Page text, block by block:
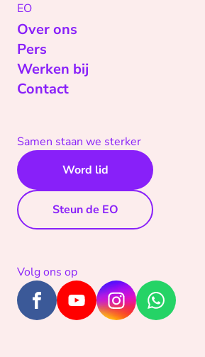
EO
Over ons
Pers
Werken bij
Contact
Samen staan we sterker
Word lid
Steun de EO
Volg ons op